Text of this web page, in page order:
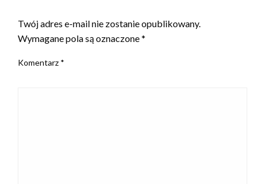
Twój adres e-mail nie zostanie opublikowany.
Wymagane pola są oznaczone*
Komentarz *